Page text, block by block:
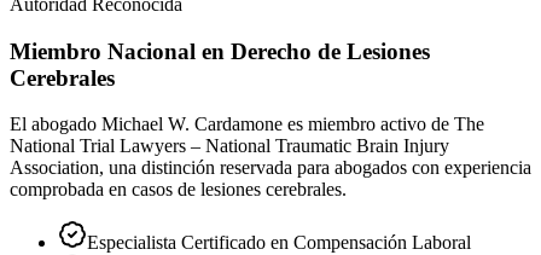
Miembro Nacional en Derecho de Lesiones
Cerebrales
El abogado Michael W. Cardamone es miembro activo de The
National Trial Lawyers – National Traumatic Brain Injury
Association, una distinción reservada para abogados con experiencia
comprobada en casos de lesiones cerebrales.
Especialista Certificado en Compensación Laboral